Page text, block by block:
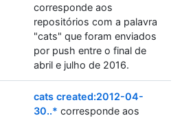
corresponde aos
repositórios com a palavra
"cats" que foram enviados
por push entre o final de
abril e julho de 2016.
cats created:2012-04-
30..* corresponde aos